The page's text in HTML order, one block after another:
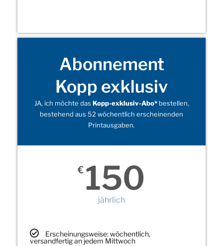
Abonnement
Kopp exklusiv
JA, ich möchte das Kopp-exklusiv-Abo*bestellen,
bestehend aus 52 wöchentlich erscheinenden
Printausgaben.
€ 150
jährlich
Erscheinungsweise: wöchentlich,
versandfertig an jedem Mittwoch